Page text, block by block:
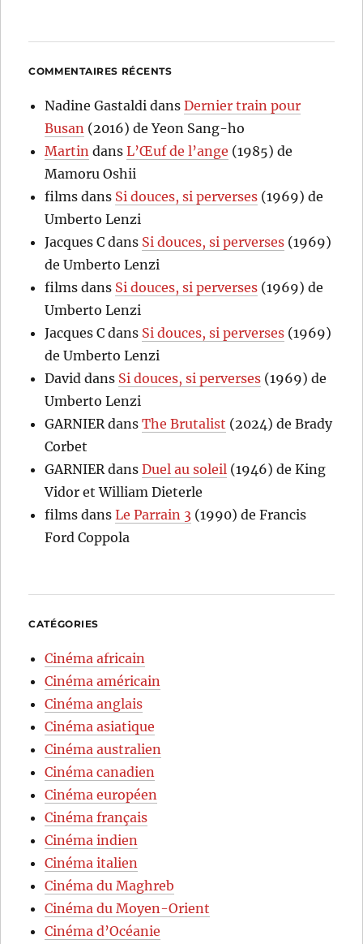
COMMENTAIRES RÉCENTS
Nadine Gastaldi dansDernier train pour
Busan (2016) de Yeon Sang-ho
Martin dansL’Œuf de l’ange (1985) de
Mamoru Oshii
films dans Si douces, si perverses (1969) de
Umberto Lenzi
Jacques C dans Si douces, si perverses (1969)
de Umberto Lenzi
films dans Si douces, si perverses (1969) de
Umberto Lenzi
Jacques C dans Si douces, si perverses (1969)
de Umberto Lenzi
David dans Si douces, si perverses (1969) de
Umberto Lenzi
GARNIERdansThe Brutalist (2024) de Brady
Corbet
GARNIERdansDuel au soleil (1946) de King
Vidor et William Dieterle
films dansLe Parrain 3 (1990) de Francis
Ford Coppola
CATÉGORIES
Cinéma africain
Cinéma américain
Cinéma anglais
Cinéma asiatique
Cinéma australien
Cinéma canadien
Cinéma européen
Cinéma français
Cinéma indien
Cinéma italien
Cinéma du Maghreb
Cinéma du Moyen-Orient
Cinéma d’Océanie